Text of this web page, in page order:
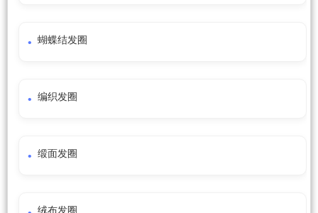
蝴蝶结发圈
编织发圈
缎面发圈
绒布发圈